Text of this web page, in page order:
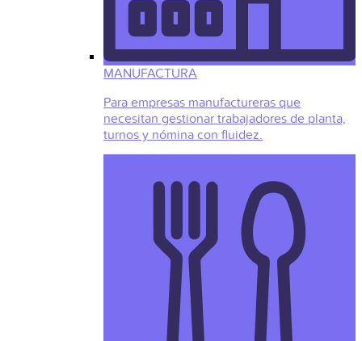
MANUFACTURA
Para empresas manufactureras que
necesitan gestionar trabajadores de planta,
turnos y nómina con fluidez.